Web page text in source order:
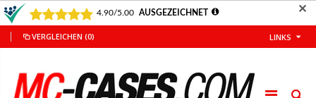
✕
VERGLEICHEN (0) LINKS